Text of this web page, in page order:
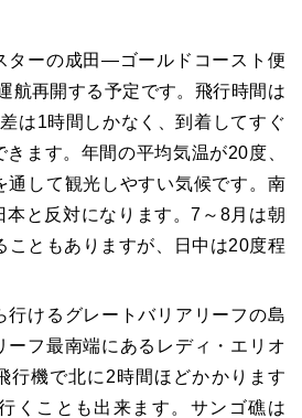
ターの成田―ゴールドコースト便
航再開する予定です。飛行時間は
は1時間しかなく、到着してすぐ
きます。年間の平均気温が20度、
通して観光しやすい気候です。南
本と反対になります。7～8月は朝
こともありますが、日中は20度程
行けるグレートバリアリーフの島
ーフ最南端にあるレディ・エリオ
行機で北に2時間ほどかかります
くことも出来ます。サンゴ礁は